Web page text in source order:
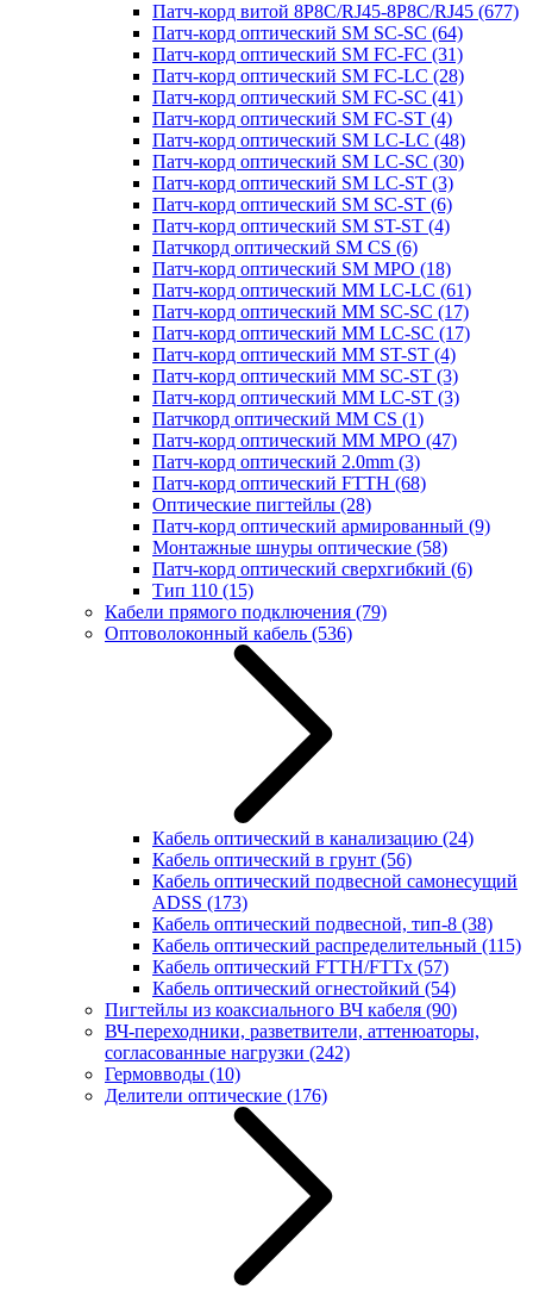
Патч-корд витой 8P8C/RJ45-8P8C/RJ45 (677)
Патч-корд оптический SM SC-SC (64)
Патч-корд оптический SM FC-FC (31)
Патч-корд оптический SM FC-LC (28)
Патч-корд оптический SM FC-SC (41)
Патч-корд оптический SM FC-ST (4)
Патч-корд оптический SM LC-LC (48)
Патч-корд оптический SM LC-SC (30)
Патч-корд оптический SM LC-ST (3)
Патч-корд оптический SM SC-ST (6)
Патч-корд оптический SM ST-ST (4)
Патчкорд оптический SM CS (6)
Патч-корд оптический SM MPO (18)
Патч-корд оптический MM LC-LC (61)
Патч-корд оптический MM SC-SC (17)
Патч-корд оптический MM LC-SC (17)
Патч-корд оптический MM ST-ST (4)
Патч-корд оптический MM SC-ST (3)
Патч-корд оптический MM LC-ST (3)
Патчкорд оптический MM CS (1)
Патч-корд оптический MM MPO (47)
Патч-корд оптический 2.0mm (3)
Патч-корд оптический FTTH (68)
Оптические пигтейлы (28)
Патч-корд оптический армированный (9)
Монтажные шнуры оптические (58)
Патч-корд оптический сверхгибкий (6)
Тип 110 (15)
Кабели прямого подключения (79)
Оптоволоконный кабель (536)
Кабель оптический в канализацию (24)
Кабель оптический в грунт (56)
Кабель оптический подвесной самонесущий
ADSS (173)
Кабель оптический подвесной, тип-8 (38)
Кабель оптический распределительный (115)
Кабель оптический FTTH/FTTx (57)
Кабель оптический огнестойкий (54)
Пигтейлы из коаксиального ВЧ кабеля (90)
ВЧ-переходники, разветвители, аттенюаторы,
согласованные нагрузки (242)
Гермовводы (10)
Делители оптические (176)